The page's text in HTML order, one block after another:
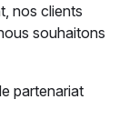
nos clients
souhaitons
partenariat